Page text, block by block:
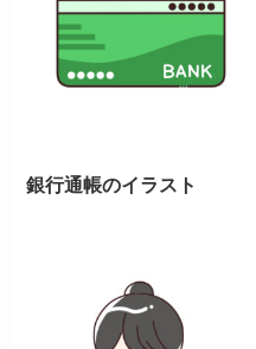
銀行通帳のイラスト